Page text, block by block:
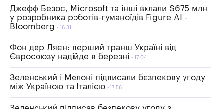
Джефф Безос, Microsoft та інші вклали $675 млн
у розробника роботів-гуманоїдів Figure AI -
Bloomberg
16:31
Фон дер Ляєн: перший транш Україні від
Євросоюзу надійде в березні
17:04
Зеленський і Мелоні підписали безпекову угоду
між Україною та Італією
17:56